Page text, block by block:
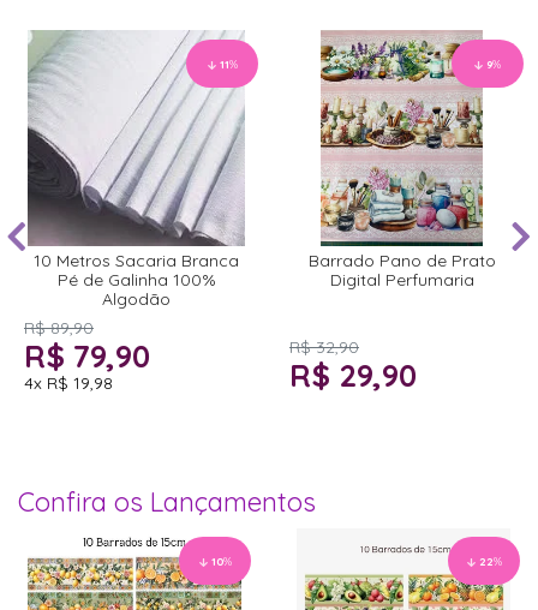
11%
10 Metros Sacaria Branca
Pé de Galinha 100%
Algodão
R$ 89,90
R$ 79,90
4x R$ 19,98
9%
Barrado Pano de Prato
Digital Perfumaria
R$ 32,90
R$ 29,90
Confira os Lançamentos
10% 22%